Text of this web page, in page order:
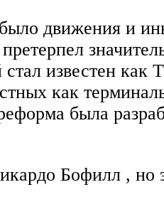
движения и
известен как
как
была
Бофилл , но